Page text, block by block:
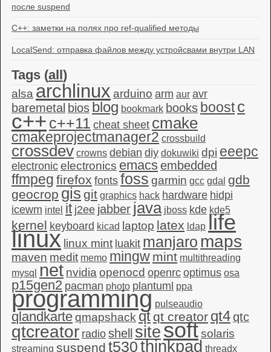
после suspend
C++: заметки на полях про ref-qualified методы
LocalSend: отправка файлов между устройсвами внутри LAN
Tags (all)
alsa archlinux arduino arm aur avr
baremetal bios blog bookmark books boost c
c++c++11 cheat sheet cmake
cmakeprojectmanager2 crossbuild
crossdev crowns debian diy dokuwiki dpi eeepc
electronic electronics emacsembedded
ffmpeg firefox fonts foss garmin gcc gdal gdb
geocrop gis git graphics hack hardware hidpi
icewm intel it j2ee jabber java jboss kde kde5
kernel keyboard kicad laptop latex ldap life
linux linux mint luakit manjaro maps
maven medit memo mingw mint multithreading
mysql
net nvidia openocd openrc optimus osa
p15gen2 pacman photo plantuml ppa
programming pulseaudio
qlandkarteqmapshack qt qt creator qt4qtc
qtcreator radio shell sitesoftsolaris
streaming suspend t530thinkpad threadx